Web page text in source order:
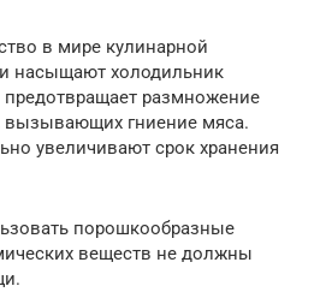
в мире кулинарной
насыщают холодильник
размножение
вызывающих гниение мяса.
увеличивают срок хранения
порошкообразные
веществ не должны